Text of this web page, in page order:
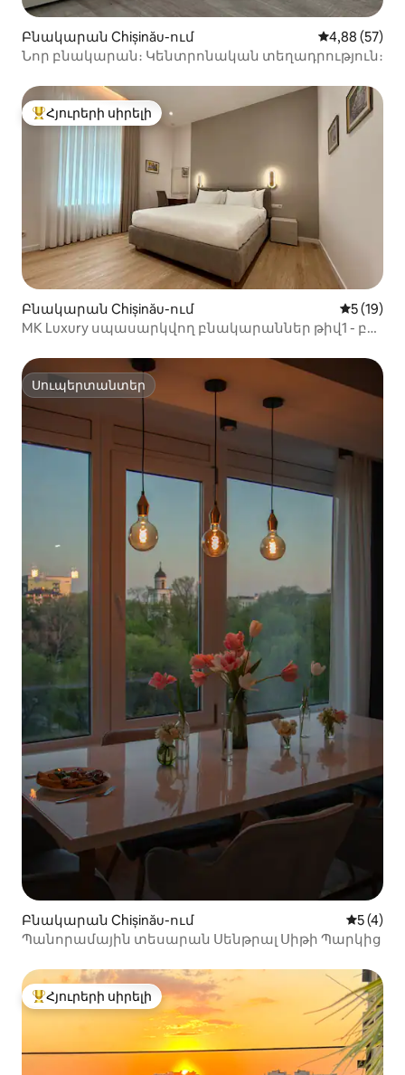
Բնակարան Chișinău-ում Միջին
4,88 (57)
Նոր բնակարան։ Կենտրոնական տեղադրություն։
Հյուրերի սիրելի լավագույն տները
Հյուրերի սիրելի
Բնակարան Chișinău-ում Միջին
5 (19)
MK Luxury սպասարկվող բնակարաններ թիվ1 - բն.
Սուպերտանտեր
Սուպերտանտեր
Բնակարան Chișinău-ում Միջին
5 (4)
Պանորամային տեսարան Սենթրալ Սիթի Պարկից
Հյուրերի սիրելի լավագույն տները
Հյուրերի սիրելի